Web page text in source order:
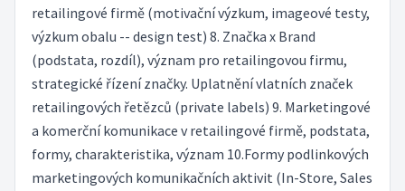
retailingové firmě (motivační výzkum, imageové testy,
výzkum obalu -- design test) 8. Značka x Brand
(podstata, rozdíl), význam pro retailingovou firmu,
strategické řízení značky. Uplatnění vlatních značek
retailingových řetězců (private labels) 9. Marketingové
a komerční komunikace v retailingové firmě, podstata,
formy, charakteristika, význam 10.Formy podlinkových
marketingových komunikačních aktivit (In-Store, Sales